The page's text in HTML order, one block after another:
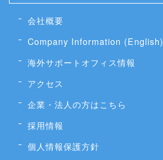
会社概要
Company Information (English)
海外サポートオフィス情報
アクセス
企業・法人の方はこちら
採用情報
個人情報保護方針